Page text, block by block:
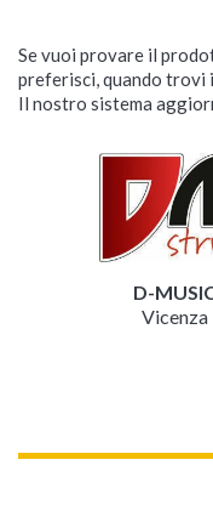
Se vuoi provare il
preferisci, quando trovi
Il nostro sistema
D-
Vicenza